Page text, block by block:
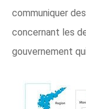
communiquer
concernant les
gouvernement